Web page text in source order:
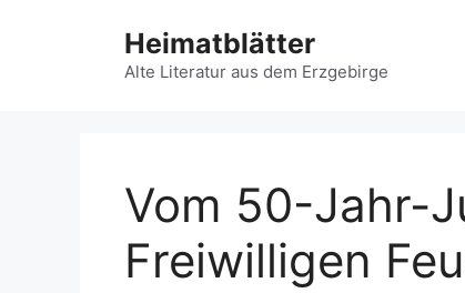
Heimatblätter
Alte Literatur aus dem Erzgebirge
Vom 50-Jahr-
Freiwilligen